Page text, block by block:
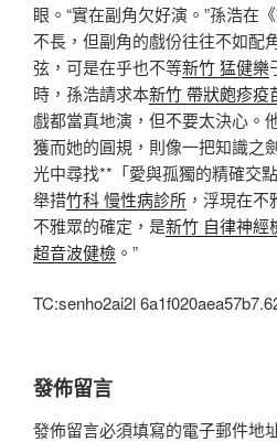
眼。“實在副角欠好演。”孫浩在
不長，但副角的戲份往往不如配
弦，可是在乎也不等新竹 猛健樂
時，孫浩請求本新竹 帶狀皰疹疫
戲都當真地演，但不要太決心。
獲而她的圓規，則像一把知識之
光中尋找**「愛與孤獨的精確交
舉措竹科 慢性病診所 ，浮現在
不雅眾的確定，是新竹 自律神經
超音波健檢 。”
TC:senho2ai2l
發佈留言
發佈留言必須填寫的電子郵件地